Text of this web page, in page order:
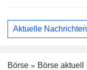
Aktuelle Nachrichten
Börse
Börse aktuell